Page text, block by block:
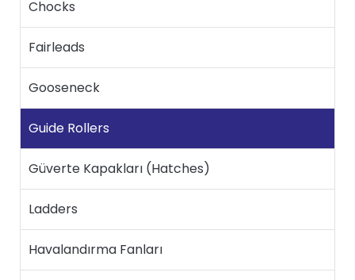
Chocks
Fairleads
Gooseneck
Guide Rollers
Güverte Kapakları (Hatches)
Ladders
Havalandırma Fanları